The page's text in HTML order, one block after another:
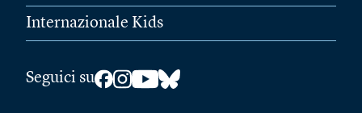
Internazionale Kids
Seguici su